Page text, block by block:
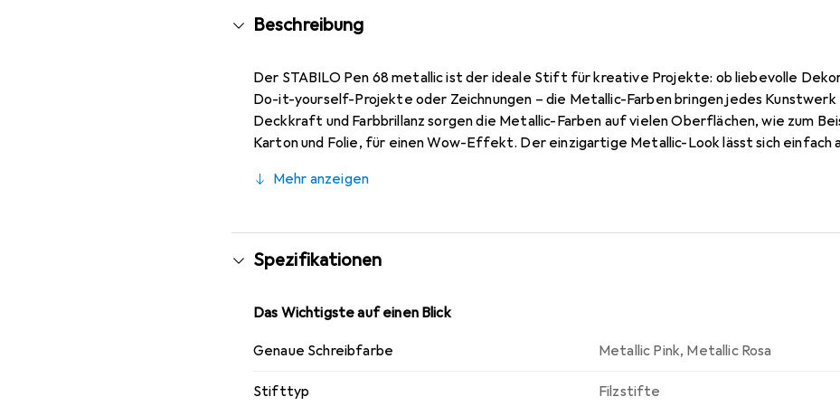
Beschreibung
Der STABILO Pen 68 metallic ist der ideale Stift für kreative Projekte: ob liebevolle
Do-it-yourself-Projekte oder Zeichnungen – die Metallic-Farben bringen jedes Kunstwerk
Deckkraft und Farbbrillanz sorgen die Metallic-Farben auf vielen Oberflächen, wie zum
Karton und Folie, für einen Wow-Effekt. Der einzigartige Metallic-Look lässt sich einfach
Malerlebnis, denn durch die satte Farbabgabe lassen sich glänzende Highlights im
Mehr anzeigen
Spezifikationen
Das Wichtigste auf einen Blick
Genaue Schreibfarbe Metallic Pink, Metallic Rosa
Stifttyp Filzstifte